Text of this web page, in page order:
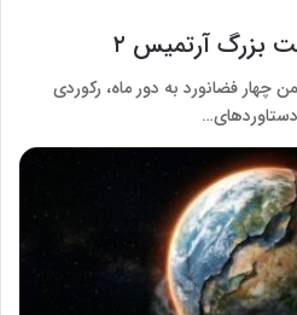
بزرگ آرتمیس ۲
بازگشت ایمن چهار فضانورد به دور ماه، رکوردی